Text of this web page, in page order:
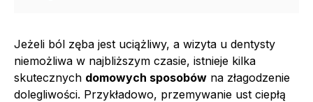
Jeżeli ból zęba jest uciążliwy, a wizyta u dentysty
niemożliwa w najbliższym czasie, istnieje kilka
skutecznych domowych sposobów na złagodzenie
dolegliwości. Przykładowo, przemywanie ust ciepłą